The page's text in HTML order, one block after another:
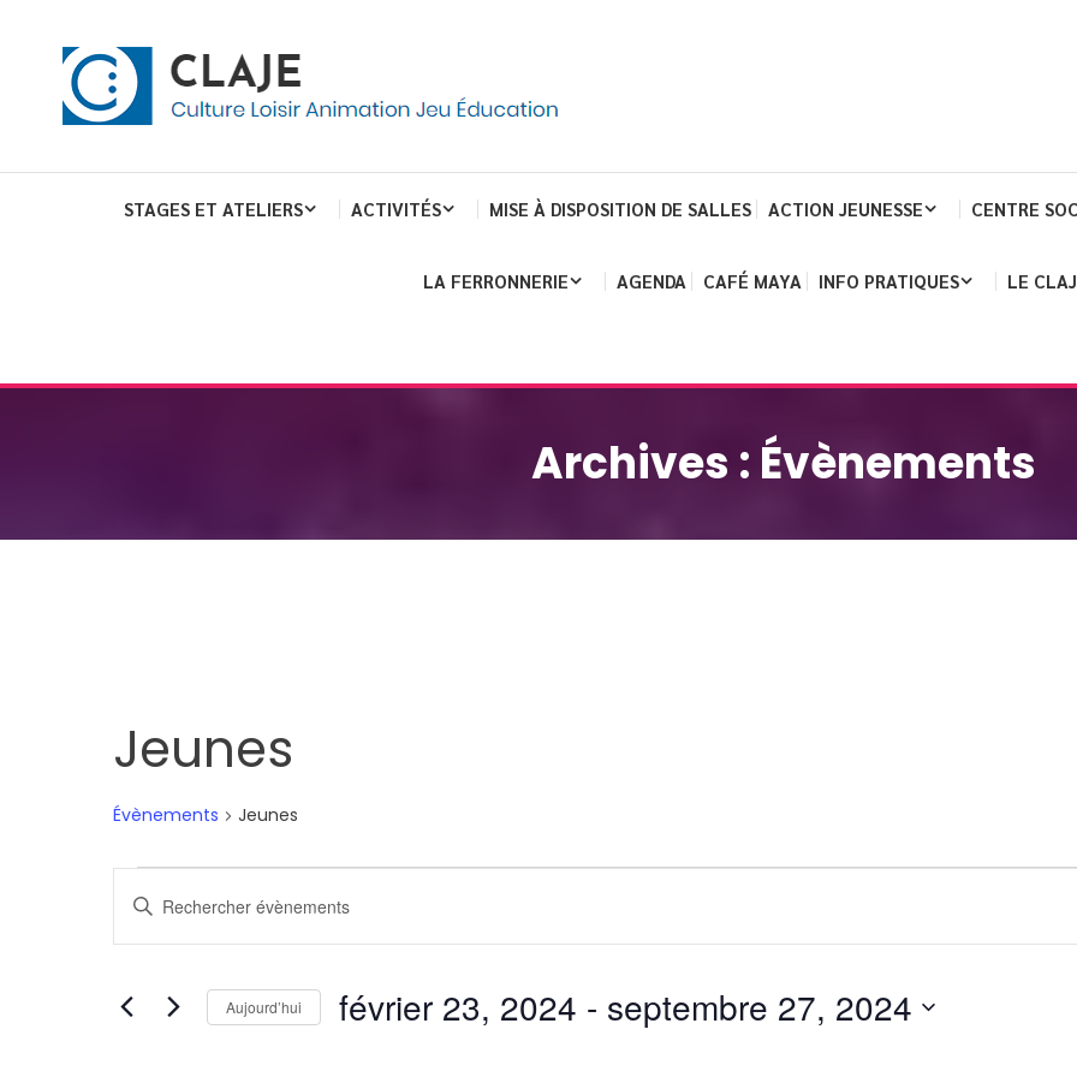
Claje
STAGES ET ATELIERS ACTIVITÉS MISE À DISPOSITION DE SALLES ACTION JEUNESSE CENTRE
LA FERRONNERIE AGENDA CAFÉ MAYA INFO PRATIQUES LE
Archives : Évènements
Jeunes
Évènements Jeunes
Évènements
Recherche
et
navigation
de
Saisir
Rechercher
Évènements
Aujourd’hui février 23, 2024 - septembre 27, 2024